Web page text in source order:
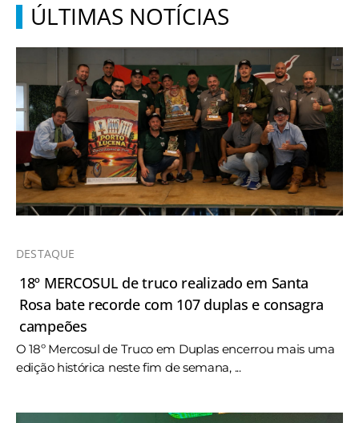
ÚLTIMAS NOTÍCIAS
DESTAQUE
18º MERCOSUL de truco realizado em Santa
Rosa bate recorde com 107 duplas e consagra
campeões
O 18º Mercosul de Truco em Duplas encerrou mais uma
edição histórica neste fim de semana, ...